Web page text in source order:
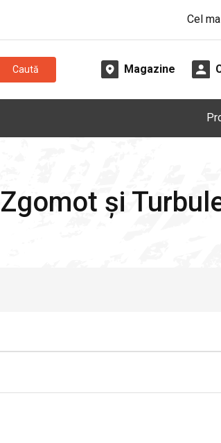
Cel
Caută Magazine
și